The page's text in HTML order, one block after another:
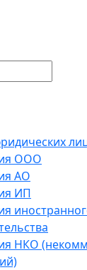
ООО
АО
ИП
НКО